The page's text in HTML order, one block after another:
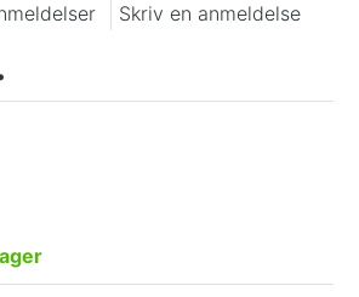
Skriv en anmeldelse